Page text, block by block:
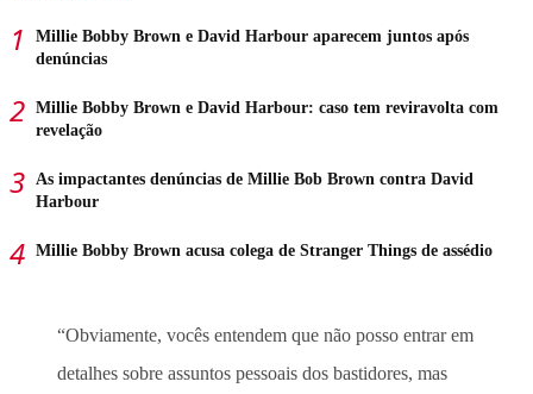
Millie Bobby Brown e David Harbour aparecem juntos após
denúncias
Millie Bobby Brown e David Harbour: caso tem reviravolta com
revelação
As impactantes denúncias de Millie Bob Brown contra David
Harbour
Millie Bobby Brown acusa colega de Stranger Things de assédio
“Obviamente, vocês entendem que não posso entrar em
detalhes sobre assuntos pessoais dos bastidores, mas